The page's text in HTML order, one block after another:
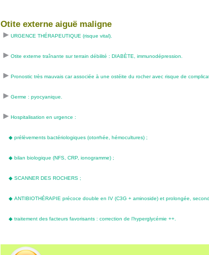
Otite externe aiguë maligne
URGENCE THÉRAPEUTIQUE (risque vital).
Otite externe traînante sur terrain débilité : DIABÈTE, immunodépression.
Pronostic très mauvais car associée à une ostéite du rocher avec risque de
Germe : pyocyanique.
Hospitalisation en urgence :
◆ prélèvements bactériologiques (otorrhée, hémocultures) ;
◆ bilan biologique (NFS, CRP, ionogramme) ;
◆ SCANNER DES ROCHERS ;
◆ ANTIBIOTHÉRAPIE précoce double en IV (C3G + aminoside) et prolongée,
◆ traitement des facteurs favorisants : correction de l’hyperglycémie ++.